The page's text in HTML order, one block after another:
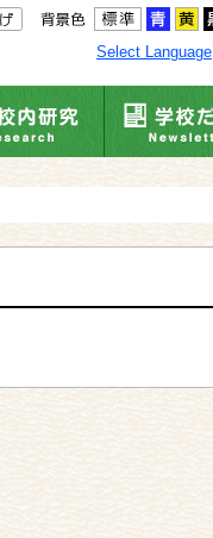
Select Language